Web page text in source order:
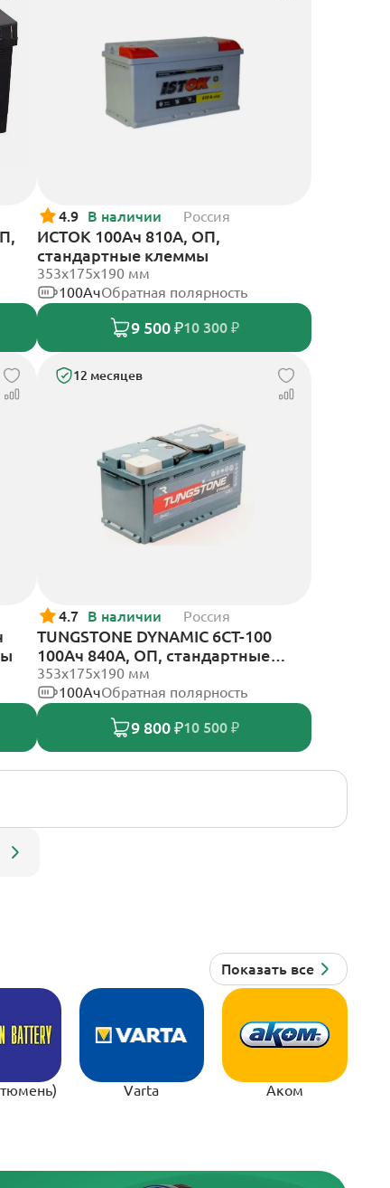
4.9 В наличии Россия
ИСТОК 100Ач 810А, ОП,
стандартные клеммы
353х175х190 мм
100АчОбратная полярность
9 500 ₽10 300 ₽
12 месяцев
4.7 В наличии Россия
TUNGSTONE DYNAMIC 6СТ-100
100Ач 840А, ОП, стандартные
клеммы
353x175x190 мм
100АчОбратная полярность
9 800 ₽10 500 ₽
Varta Аком